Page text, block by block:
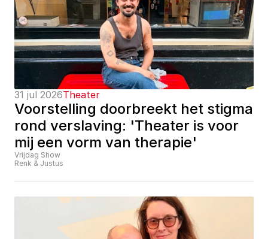
31 jul 2026Theater
Voorstelling doorbreekt het stigma
rond verslaving: 'Theater is voor
mij een vorm van therapie'
Vrijdag Show
Renk & Justus